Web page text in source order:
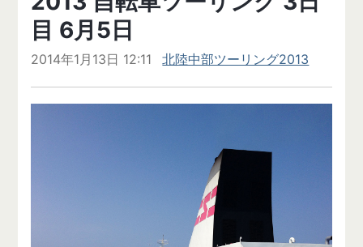
目 6月5日
2014年1月13日 12:11 北陸中部ツーリング2013